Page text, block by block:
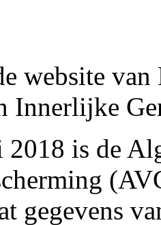
website van
Innerlijke
2018 is de
gegevens